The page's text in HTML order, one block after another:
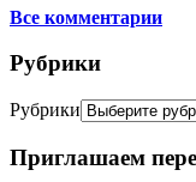
Все комментарии
Рубрики
Рубрики
Приглашаем